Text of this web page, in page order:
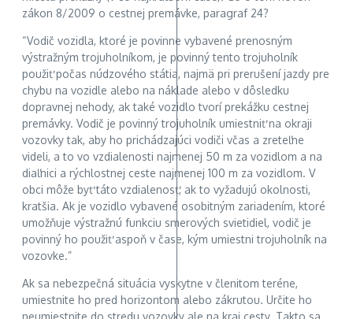
zákon 8/2009 o cestnej premávke, paragraf 24?
“Vodič vozidla, ktoré je povinne vybavené prenosným
výstražným trojuholníkom, je povinný tento trojuholník
použiť počas núdzového státia, najmä pri prerušení jazdy pre
chybu na vozidle alebo na náklade alebo v dôsledku
dopravnej nehody, ak také vozidlo tvorí prekážku cestnej
premávky. Vodič je povinný trojuholník umiestniť na okraji
vozovky tak, aby ho prichádzajúci vodiči včas a zreteľne
videli, a to vo vzdialenosti najmenej 50 m za vozidlom a na
diaľnici a rýchlostnej ceste najmenej 100 m za vozidlom. V
obci môže byť táto vzdialenosť, ak to vyžadujú okolnosti,
kratšia. Ak je vozidlo vybavené osobitným zariadením, ktoré
umožňuje výstražnú funkciu smerových svietidiel, vodič je
povinný ho použiť aspoň v čase, kým umiestni trojuholník na
vozovke.”
Ak sa nebezpečná situácia vyskytne v členitom teréne,
umiestnite ho pred horizontom alebo zákrutou. Určite ho